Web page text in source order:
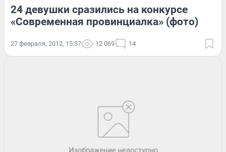
24 девушки сразились на конкурсе
«Современная провинциалка» (фото)
27 февраля, 2012, 15:37 12 069 14